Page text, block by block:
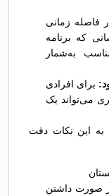
فاصله زمانی
که برنامه
به‌شمار
برای افرادی
می‌تواند یک
به این نکات دقت
صورت داشتن